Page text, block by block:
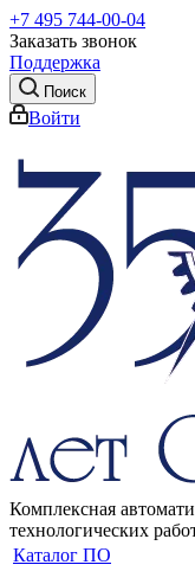
+7 495 744-00-04
Заказать звонок
Поддержка
Поиск
Войти
Комплексная
технологических
Каталог ПО